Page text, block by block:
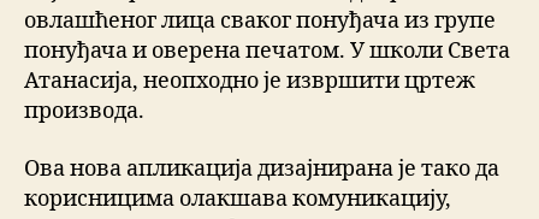
овлашћеног лица сваког понуђача из групе
понуђача и оверена печатом. У школи Света
Атанасија, неопходно је извршити цртеж
производа.
Ова нова апликација дизајнирана је тако да
корисницима олакшава комуникацију,